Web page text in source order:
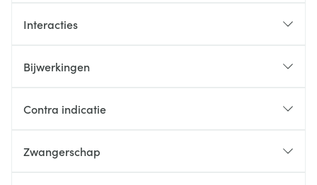
Interacties
Bijwerkingen
Contra indicatie
Zwangerschap